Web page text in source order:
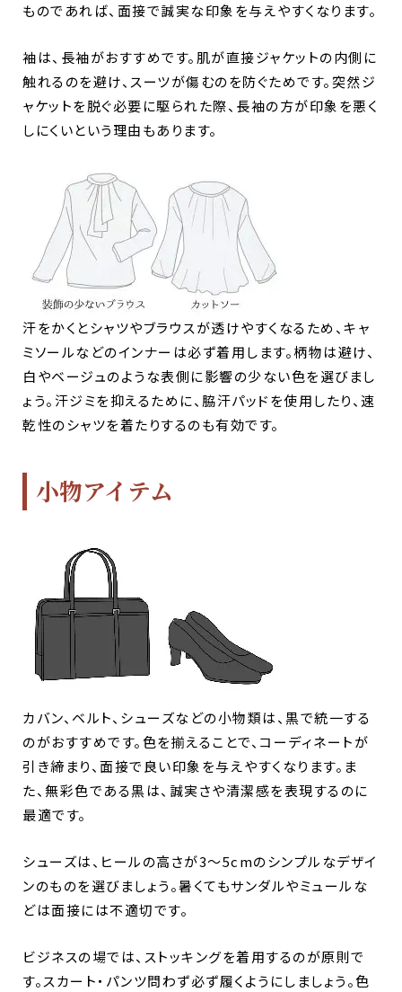
ものであれば、面接で誠実な印象を与えやすくなります。
袖は、長袖がおすすめです。肌が直接ジャケットの内側に
触れるのを避け、スーツが傷むのを防ぐためです。突然ジ
ャケットを脱ぐ必要に駆られた際、長袖の方が印象を悪く
しにくいという理由もあります。
汗をかくとシャツやブラウスが透けやすくなるため、キャ
ミソールなどのインナーは必ず着用します。柄物は避け、
白やベージュのような表側に影響の少ない色を選びまし
ょう。汗ジミを抑えるために、脇汗パッドを使用したり、速
乾性のシャツを着たりするのも有効です。
小物アイテム
カバン、ベルト、シューズなどの小物類は、黒で統一する
のがおすすめです。色を揃えることで、コーディネートが
引き締まり、面接で良い印象を与えやすくなります。ま
た、無彩色である黒は、誠実さや清潔感を表現するのに
最適です。
シューズは、ヒールの高さが3〜5cmのシンプルなデザイ
ンのものを選びましょう。暑くてもサンダルやミュールな
どは面接には不適切です。
ビジネスの場では、ストッキングを着用するのが原則で
す。スカート・パンツ問わず必ず履くようにしましょう。色